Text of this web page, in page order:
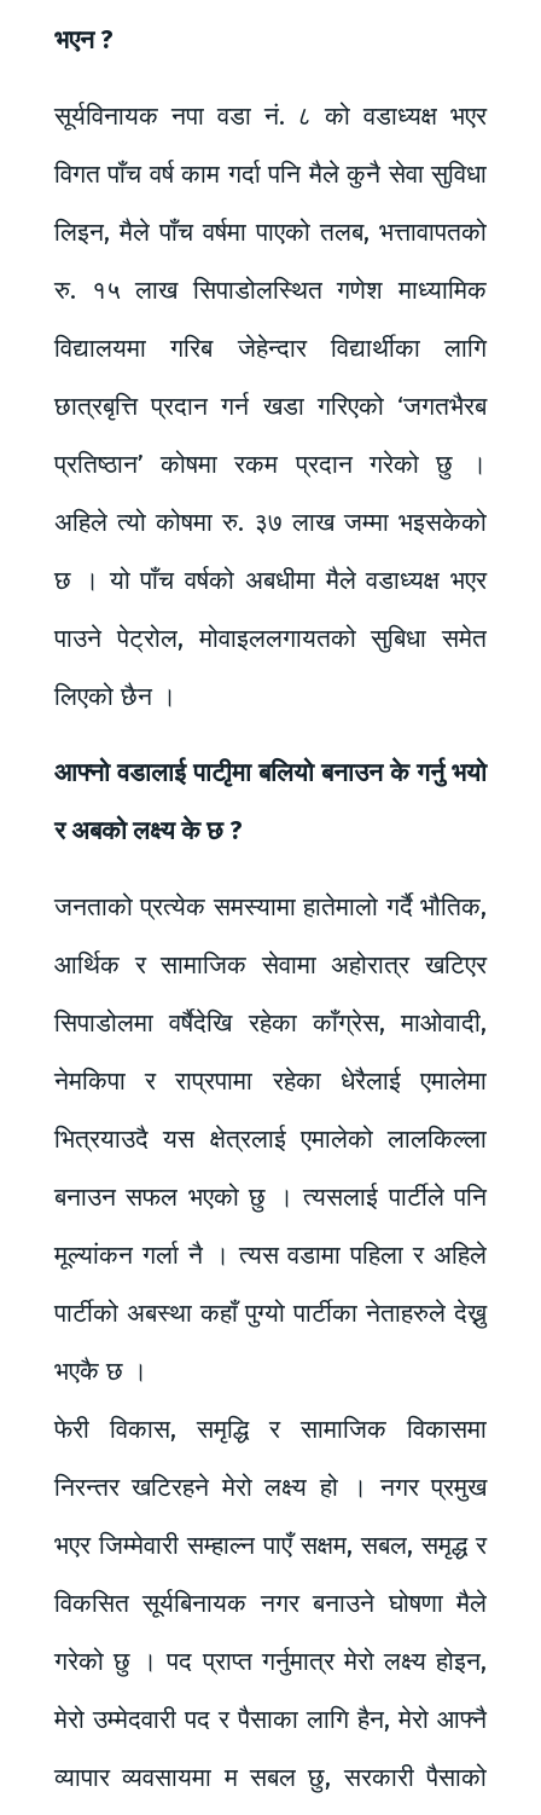
भएन ?
सूर्यविनायक नपा वडा नं. ८ को वडाध्यक्ष भएर
विगत पाँच वर्ष काम गर्दा पनि मैले कुनै सेवा सुविधा
लिइन, मैले पाँच वर्षमा पाएको तलब, भत्तावापतको
रु. १५ लाख सिपाडोलस्थित गणेश माध्यामिक
विद्यालयमा गरिब जेहेन्दार विद्यार्थीका लागि
छात्रबृत्ति प्रदान गर्न खडा गरिएको ‘जगतभैरब
प्रतिष्ठान’ कोषमा रकम प्रदान गरेको छु ।
अहिले त्यो कोषमा रु. ३७ लाख जम्मा भइसकेको
छ । यो पाँच वर्षको अबधीमा मैले वडाध्यक्ष भएर
पाउने पेट्रोल, मोवाइललगायतको सुबिधा समेत
लिएको छैन ।
आफ्नो वडालाई पाटीृमा बलियो बनाउन के गर्नु भयो
र अबको लक्ष्य के छ ?
जनताको प्रत्येक समस्यामा हातेमालो गर्दै भौतिक,
आर्थिक र सामाजिक सेवामा अहोरात्र खटिएर
सिपाडोलमा वर्षैदेखि रहेका काँग्रेस, माओवादी,
नेमकिपा र राप्रपामा रहेका धेरैलाई एमालेमा
भित्रयाउदै यस क्षेत्रलाई एमालेको लालकिल्ला
बनाउन सफल भएको छु । त्यसलाई पार्टीले पनि
मूल्यांकन गर्ला नै । त्यस वडामा पहिला र अहिले
पार्टीको अबस्था कहाँ पुग्यो पार्टीका नेताहरुले देख्नु
भएकै छ ।
फेरी विकास, समृद्धि र सामाजिक विकासमा
निरन्तर खटिरहने मेरो लक्ष्य हो । नगर प्रमुख
भएर जिम्मेवारी सम्हाल्न पाएँ सक्षम, सबल, समृद्ध र
विकसित सूर्यबिनायक नगर बनाउने घोषणा मैले
गरेको छु । पद प्राप्त गर्नुमात्र मेरो लक्ष्य होइन,
मेरो उम्मेदवारी पद र पैसाका लागि हैन, मेरो आफ्नै
व्यापार व्यवसायमा म सबल छु, सरकारी पैसाको